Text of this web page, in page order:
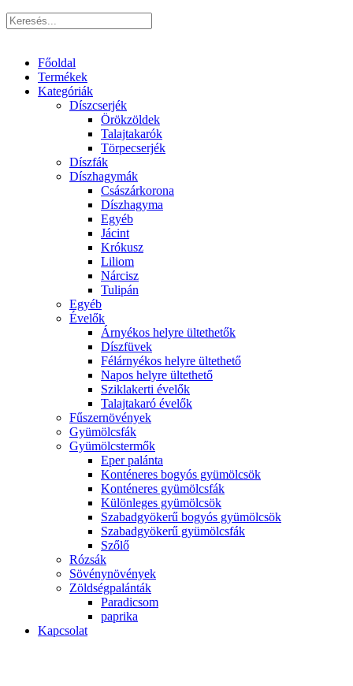
Főoldal
Termékek
Kategóriák
Díszcserjék
Örökzöldek
Talajtakarók
Törpecserjék
Díszfák
Díszhagymák
Császárkorona
Díszhagyma
Egyéb
Jácint
Krókusz
Liliom
Nárcisz
Tulipán
Egyéb
Évelők
Árnyékos helyre ültethetők
Díszfüvek
Félárnyékos helyre ültethető
Napos helyre ültethető
Sziklakerti évelők
Talajtakaró évelők
Fűszernövények
Gyümölcsfák
Gyümölcstermők
Eper palánta
Konténeres bogyós gyümölcsök
Konténeres gyümölcsfák
Különleges gyümölcsök
Szabadgyökerű bogyós gyümölcsök
Szabadgyökerű gyümölcsfák
Szőlő
Rózsák
Sövénynövények
Zöldségpalánták
Paradicsom
paprika
Kapcsolat